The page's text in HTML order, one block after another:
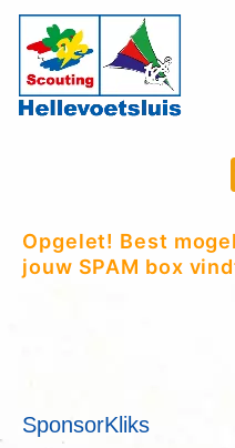
Opgelet! Best
jouw SPAM box
SponsorKliks